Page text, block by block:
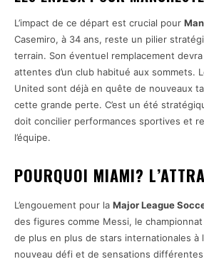
L’impact de ce départ est crucial pour
Casemiro, à 34 ans, reste un pilier
terrain. Son éventuel remplacement
attentes d’un club habitué aux sommets.
United sont déjà en quête de nouveaux
cette grande perte. C’est un été
doit concilier performances sportives et
l’équipe.
POURQUOI MIAMI?
L’engouement pour la Major League
des figures comme Messi, le
de plus en plus de stars internationales à
nouveau défi et de sensations